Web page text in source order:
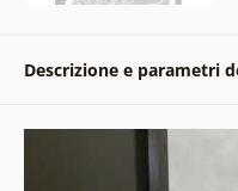
Descrizione e parametri